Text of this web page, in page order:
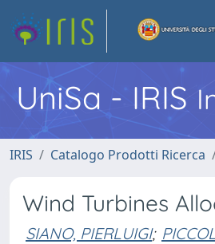
UniSa - IRIS
IRIS Catalogo Prodotti Ricerca
Wind Turbines
SIANO, PIERLUIGI;